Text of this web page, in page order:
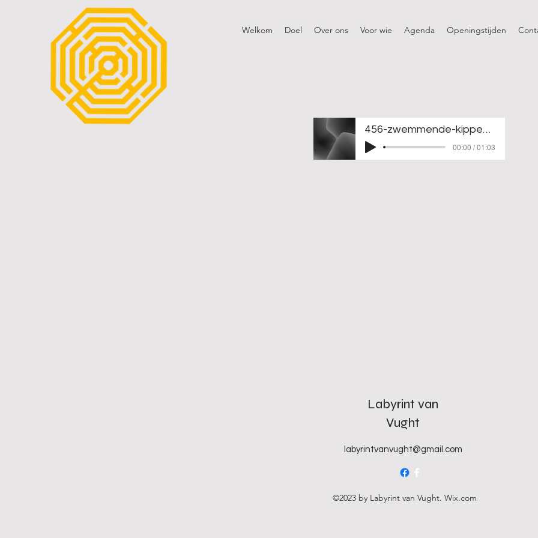
Welkom Doel Over ons Voor wie Agenda Openingstijden
456-zwemmende-kippen_1
00:00 / 01:03
Labyrint van
Vught
labyrintvanvught@gmail.com
©2023 by Labyrint van Vught. Wix.com